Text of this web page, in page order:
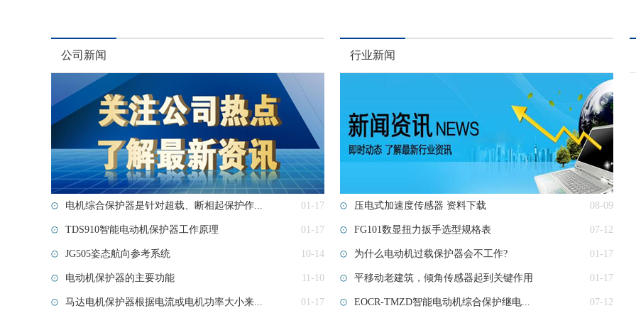
公司新闻
电机综合保护器是针对超载、断相起保护作... 01-17
TDS910智能电动机保护器工作原理 01-17
JG505姿态航向参考系统 10-14
电动机保护器的主要功能 11-10
马达电机保护器根据电流或电机功率大小来... 01-17
行业新闻
压电式加速度传感器 资料下载 08-09
FG101数显扭力扳手选型规格表 07-12
为什么电动机过载保护器会不工作? 01-17
平移动老建筑，倾角传感器起到关键作用 01-17
EOCR-TMZD智能电动机综合保护继电... 07-12